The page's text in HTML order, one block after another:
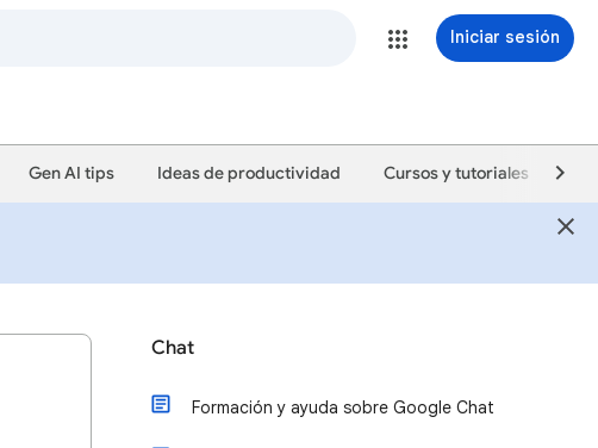
Iniciar sesión
Gen AI tips Ideas de productividad Cursos y tutoriales
Chat
Formación y ayuda sobre Google Chat